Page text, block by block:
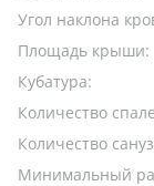
Угол наклона
Площадь крыши:
Кубатура:
Количество
Количество
Минимальный